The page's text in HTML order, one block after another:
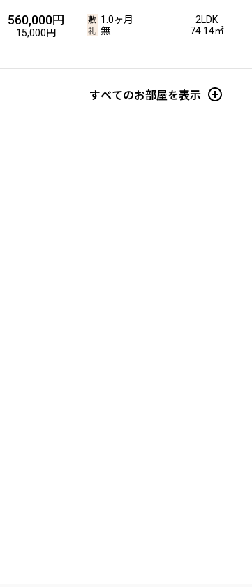
560,000円
15,000円
1.0ヶ月
無
2LDK
74.14㎡
すべてのお部屋を表示